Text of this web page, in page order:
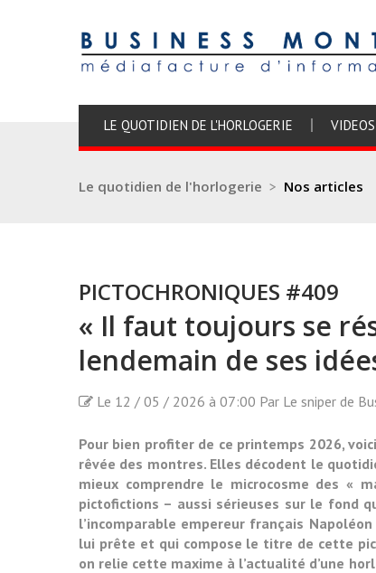
LE QUOTIDIEN DE L'HORLOGERIE VIDEOS
Le quotidien de l'horlogerie > Nos articles
PICTOCHRONIQUES #409
« Il faut toujours se
lendemain de ses
Le 12 / 05 / 2026 à 07:00 Par Le sniper de
Pour bien profiter de ce printemps 2026,
rêvée des montres. Elles décodent le
mieux comprendre le microcosme des «
pictofictions – aussi sérieuses sur le fond
l’incomparable empereur français
lui prête et qui compose le titre de cette
on relie cette maxime à l’actualité d’une